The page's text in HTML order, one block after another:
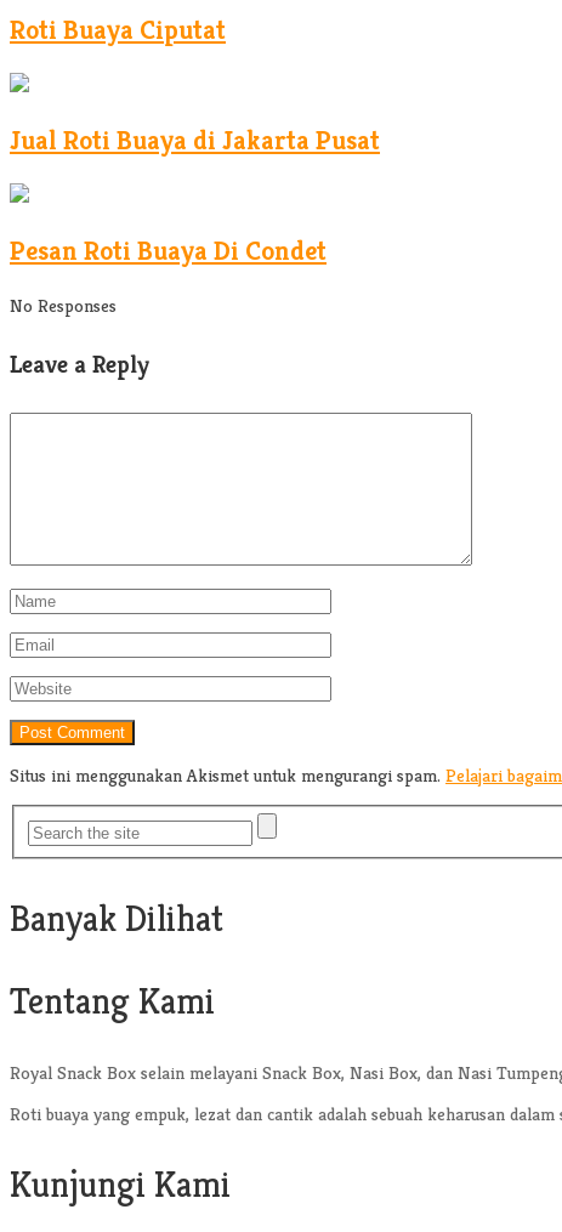
Roti Buaya Ciputat
Jual Roti Buaya di Jakarta Pusat
Pesan Roti Buaya Di Condet
No Responses
Leave a Reply
Situs ini menggunakan Akismet untuk mengurangi spam. Pelajari
Banyak Dilihat
Tentang Kami
Royal Snack Box selain melayani Snack Box, Nasi Box, dan Nasi
Roti buaya yang empuk, lezat dan cantik adalah sebuah keharusan
Kunjungi Kami